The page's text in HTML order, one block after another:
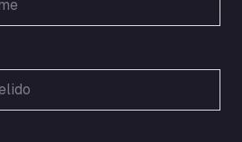
Rico
28300